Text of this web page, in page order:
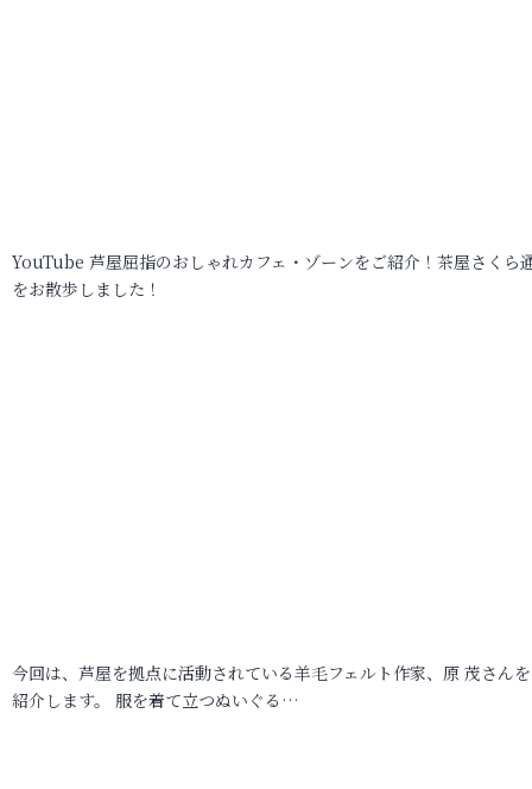
YouTube 芦屋屈指のおしゃれカフェ・ゾーンをご紹介！茶屋さくら
をお散歩しました！
今回は、芦屋を拠点に活動されている羊毛フェルト作家、原 茂さん
紹介します。 服を着て立つぬいぐる…